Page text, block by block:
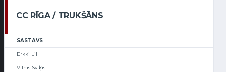
CC RĪGA / TRUKŠĀNS
SASTĀVS
Erkki Lill
Vilnis Svīķis